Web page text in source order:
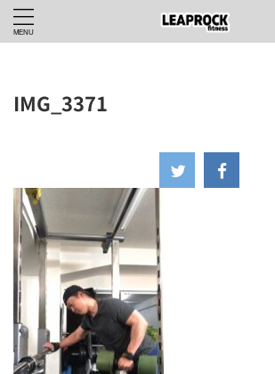
IMG_3371